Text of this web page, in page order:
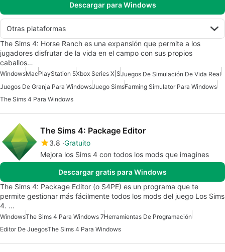
Descargar para Windows
Otras plataformas
The Sims 4: Horse Ranch es una expansión que permite a los
jugadores disfrutar de la vida en el campo con sus propios
caballos…
WindowsMacPlayStation 5Xbox Series X|SJuegos De Simulación De Vida Real
Juegos De Granja Para WindowsJuego SimsFarming Simulator Para Windows
The Sims 4 Para Windows
The Sims 4: Package Editor
3.8 Gratuito
Mejora los Sims 4 con todos los mods que imagines
Descargar gratis para Windows
The Sims 4: Package Editor (o S4PE) es un programa que te
permite gestionar más fácilmente todos los mods del juego Los Sims
4. …
WindowsThe Sims 4 Para Windows 7Herramientas De Programación
Editor De JuegosThe Sims 4 Para Windows